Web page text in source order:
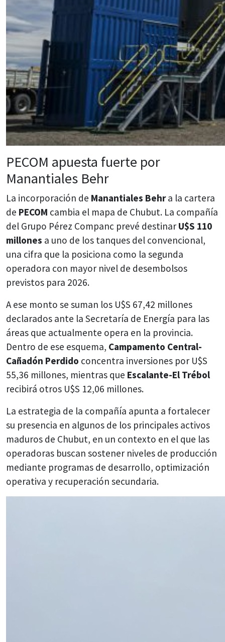
PECOM apuesta fuerte por
Manantiales Behr
La incorporación de Manantiales Behra la cartera
de PECOM cambia el mapa de Chubut. La compañía
del Grupo Pérez Companc prevé destinar U$S 110
millones a uno de los tanques del convencional,
una cifra que la posiciona como la segunda
operadora con mayor nivel de desembolsos
previstos para 2026.
A ese monto se suman los U$S 67,42 millones
declarados ante la Secretaría de Energía para las
áreas que actualmente opera en la provincia.
Dentro de ese esquema, Campamento Central-
Cañadón Perdido concentra inversiones por U$S
55,36 millones, mientras que Escalante-El Trébol
recibirá otros U$S 12,06 millones.
La estrategia de la compañía apunta a fortalecer
su presencia en algunos de los principales activos
maduros de Chubut, en un contexto en el que las
operadoras buscan sostener niveles de producción
mediante programas de desarrollo, optimización
operativa y recuperación secundaria.